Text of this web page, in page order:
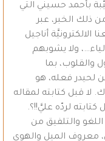
بأحمد حسيني التي
ذلك الخبر، عبر
أناجيل
ولا يشوبهم
والقلوب، بما
لحيدر فعله، هو
لا قبل كتابته لمقاله
كتابته لردّه عليَّ!!؟.
اللغو والتلفيق من
معروف الميل والهوى